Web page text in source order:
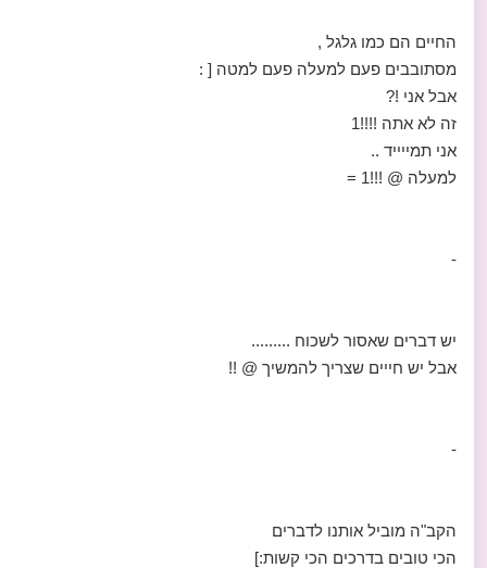
החיים הם כמו גלגל ,
מסתובבים פעם למעלה פעם למטה [ :
אבל אני !?
זה לא אתה !!!!1
אני תמייייד ..
למעלה @ !!!1 =
-
יש דברים שאסור לשכוח .........
אבל יש חייים שצריך להמשיך @ !!
-
הקב"ה מוביל אותנו לדברים
הכי טובים בדרכים הכי קשות:]